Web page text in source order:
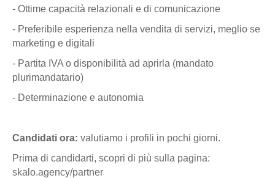
- Ottime capacità relazionali e di comunicazione
- Preferibile esperienza nella vendita di servizi, meglio se
marketing e digitali
- Partita IVA o disponibilità ad aprirla (mandato
plurimandatario)
- Determinazione e autonomia
Candidati ora: valutiamo i profili in pochi giorni.
Prima di candidarti, scopri di più sulla pagina:
skalo.agency/partner